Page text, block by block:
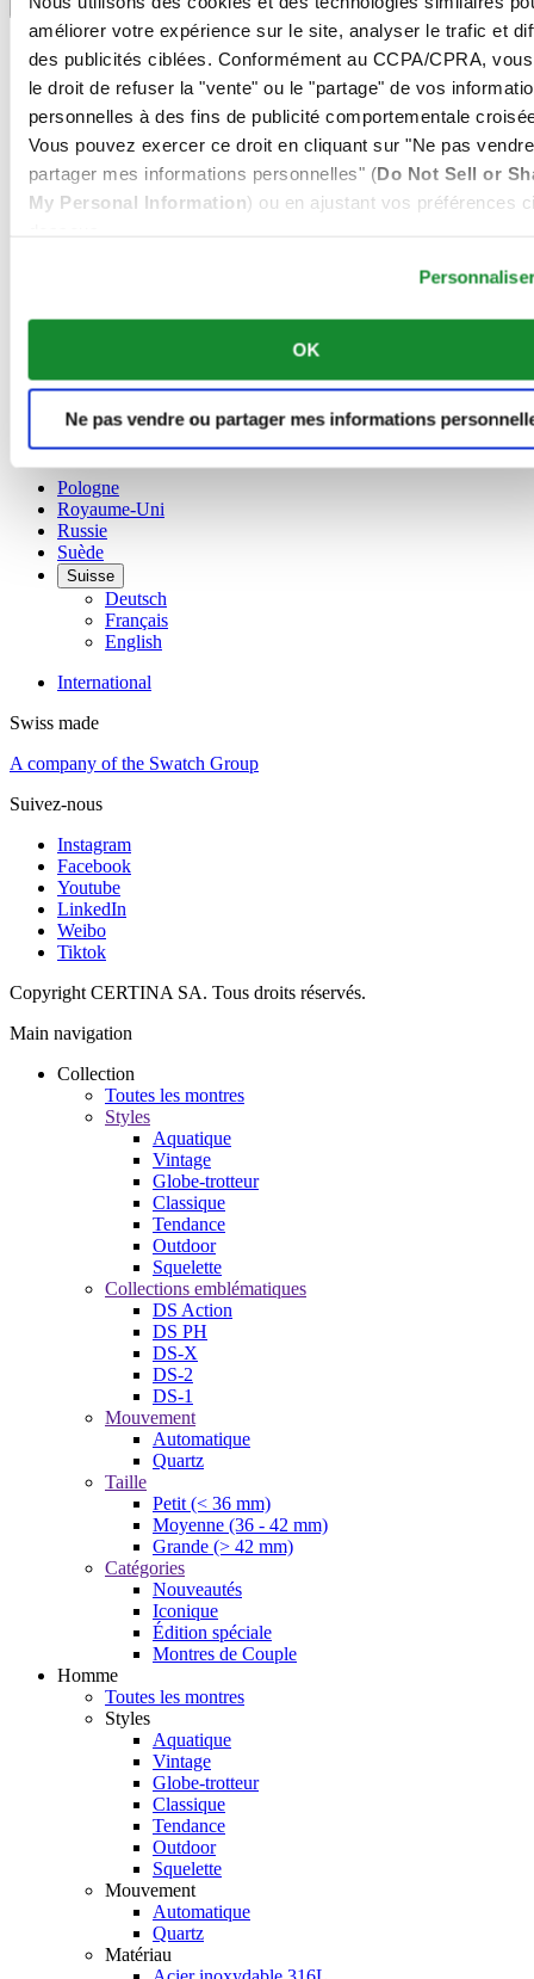
améliorer votre expérience sur le site, analyser le trafic et
des publicités ciblées. Conformément au CCPA/CPRA,
le droit de refuser la "vente" ou le "partage" de vos
personnelles à des fins de publicité comportementale
Vous pouvez exercer ce droit en cliquant sur "Ne pas
partager mes informations personnelles" (Do Not Sell or
My Personal Information) ou en ajustant vos préférences
OK
Ne pas vendre ou partager mes informations
Sélecteur de langue
Allemagne
Autriche
Belgique
Dutch
Français
English
简体中文
France
English
Norvège
Pays-Bas
Pologne
Royaume-Uni
Russie
Suède
Suisse
Deutsch
Français
English
International
Swiss made
A company of the Swatch Group
Suivez-nous
Instagram
Facebook
Youtube
LinkedIn
Weibo
Tiktok
Copyright CERTINA SA. Tous droits réservés.
Main navigation
Collection
Toutes les montres
Styles
Aquatique
Vintage
Globe-trotteur
Classique
Tendance
Outdoor
Squelette
Collections emblématiques
DS Action
DS PH
DS-X
DS-2
DS-1
Mouvement
Automatique
Quartz
Taille
Petit (< 36 mm)
Moyenne (36 - 42 mm)
Grande (> 42 mm)
Catégories
Nouveautés
Iconique
Édition spéciale
Montres de Couple
Homme
Toutes les montres
Styles
Aquatique
Vintage
Globe-trotteur
Classique
Tendance
Outdoor
Squelette
Mouvement
Automatique
Quartz
Matériau